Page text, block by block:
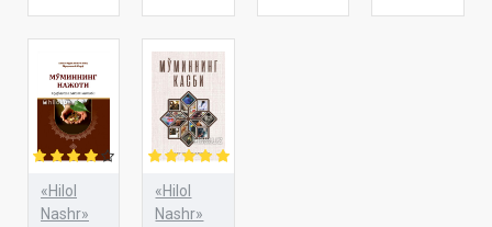
«Hilol
Nashr»
«Hilol
Nashr»